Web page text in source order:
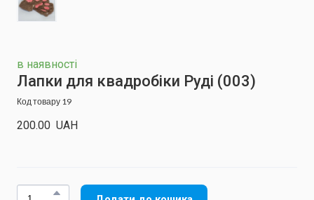
в наявності
Лапки для квадробіки Руді (003)
Код товару 19
200.00  UAH